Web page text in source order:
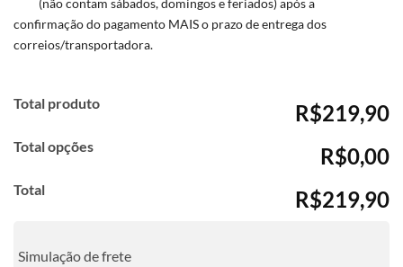
(não contam sábados, domingos e feriados) após a
confirmação do pagamento MAIS o prazo de entrega dos
correios/transportadora.
Total produto R$219,90
Total opções R$0,00
Total R$219,90
Simulação de frete